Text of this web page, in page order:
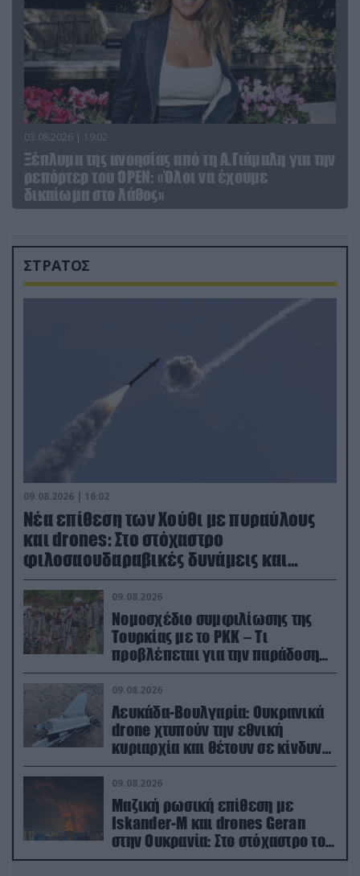
03.08.2026 | 19:02
Ξέπλυμα της ανοησίας από τη Α.Γιάμαλη για την
ρεπόρτερ του ΟΡΕΝ: «Όλοι να έχουμε
δικαίωμα στο λάθος»
ΣΤΡΑΤΟΣ
09.08.2026 | 16:02
Νέα επίθεση των Χούθι με πυραύλους
και drones: Στο στόχαστρο
φιλοσαουδαραβικές δυνάμεις και
εγκαταστάσεις
09.08.2026
Νομοσχέδιο συμφιλίωσης της
Τουρκίας με το ΡΚΚ – Τι
προβλέπεται για την παράδοση
των όπλων
09.08.2026
Λευκάδα-Βουλγαρία: Ουκρανικά
drone χτυπούν την εθνική
κυριαρχία και θέτουν σε κίνδυνο
οικονομίες χωρών του ΝΑΤΟ
09.08.2026
Μαζική ρωσική επίθεση με
Iskander-M και drones Geran
στην Ουκρανία: Στο στόχαστρο το
εργοστάσιο των Flamingo